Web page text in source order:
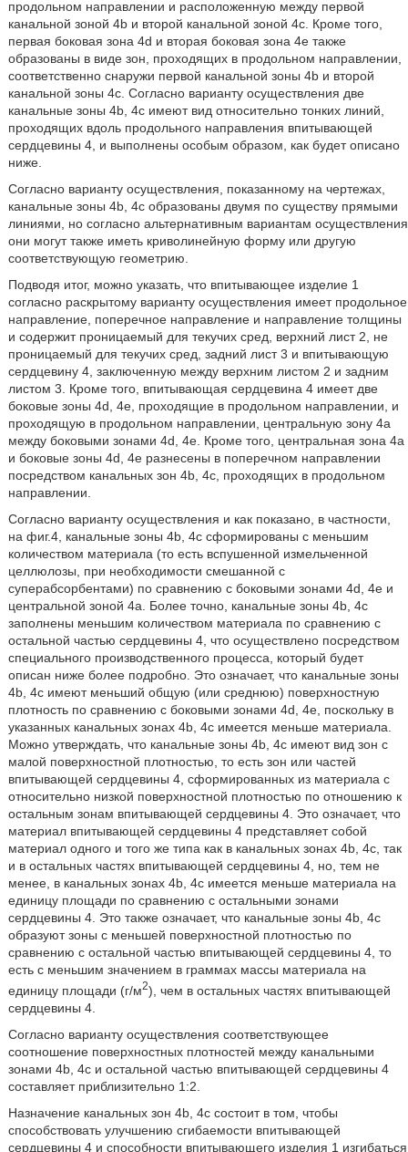
продольном направлении и расположенную между первой
канальной зоной 4b и второй канальной зоной 4с. Кроме того,
первая боковая зона 4d и вторая боковая зона 4е также
образованы в виде зон, проходящих в продольном направлении,
соответственно снаружи первой канальной зоны 4b и второй
канальной зоны 4с. Согласно варианту осуществления две
канальные зоны 4b, 4c имеют вид относительно тонких линий,
проходящих вдоль продольного направления впитывающей
сердцевины 4, и выполнены особым образом, как будет описано
ниже.
Согласно варианту осуществления, показанному на чертежах,
канальные зоны 4b, 4с образованы двумя по существу прямыми
линиями, но согласно альтернативным вариантам осуществления
они могут также иметь криволинейную форму или другую
соответствующую геометрию.
Подводя итог, можно указать, что впитывающее изделие 1
согласно раскрытому варианту осуществления имеет продольное
направление, поперечное направление и направление толщины
и содержит проницаемый для текучих сред, верхний лист 2, не
проницаемый для текучих сред, задний лист 3 и впитывающую
сердцевину 4, заключенную между верхним листом 2 и задним
листом 3. Кроме того, впитывающая сердцевина 4 имеет две
боковые зоны 4d, 4e, проходящие в продольном направлении, и
проходящую в продольном направлении, центральную зону 4a
между боковыми зонами 4d, 4e. Кроме того, центральная зона 4а
и боковые зоны 4d, 4e разнесены в поперечном направлении
посредством канальных зон 4b, 4c, проходящих в продольном
направлении.
Согласно варианту осуществления и как показано, в частности,
на фиг.4, канальные зоны 4b, 4с сформированы с меньшим
количеством материала (то есть вспушенной измельченной
целлюлозы, при необходимости смешанной с
суперабсорбентами) по сравнению с боковыми зонами 4d, 4e и
центральной зоной 4а. Более точно, канальные зоны 4b, 4c
заполнены меньшим количеством материала по сравнению с
остальной частью сердцевины 4, что осуществлено посредством
специального производственного процесса, который будет
описан ниже более подробно. Это означает, что канальные зоны
4b, 4c имеют меньший общую (или среднюю) поверхностную
плотность по сравнению с боковыми зонами 4d, 4e, поскольку в
указанных канальных зонах 4b, 4c имеется меньше материала.
Можно утверждать, что канальные зоны 4b, 4c имеют вид зон с
малой поверхностной плотностью, то есть зон или частей
впитывающей сердцевины 4, сформированных из материала с
относительно низкой поверхностной плотностью по отношению к
остальным зонам впитывающей сердцевины 4. Это означает, что
материал впитывающей сердцевины 4 представляет собой
материал одного и того же типа как в канальных зонах 4b, 4c, так
и в остальных частях впитывающей сердцевины 4, но, тем не
менее, в канальных зонах 4b, 4c имеется меньше материала на
единицу площади по сравнению с остальными зонами
сердцевины 4. Это также означает, что канальные зоны 4b, 4c
образуют зоны с меньшей поверхностной плотностью по
сравнению с остальной частью впитывающей сердцевины 4, то
есть с меньшим значением в граммах массы материала на
единицу площади (г/м2), чем в остальных частях впитывающей
сердцевины 4.
Согласно варианту осуществления соответствующее
соотношение поверхностных плотностей между канальными
зонами 4b, 4c и остальной частью впитывающей сердцевины 4
составляет приблизительно 1:2.
Назначение канальных зон 4b, 4c состоит в том, чтобы
способствовать улучшению сгибаемости впитывающей
сердцевины 4 и способности впитывающего изделия 1 изгибаться